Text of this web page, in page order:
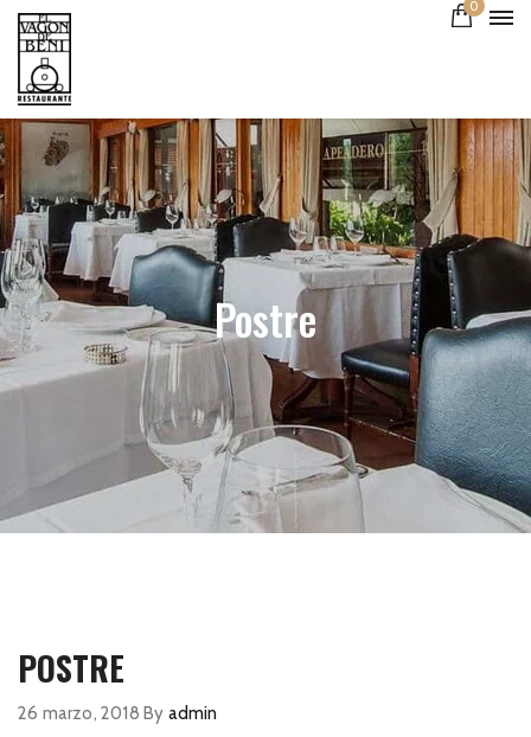
0
Postre
POSTRE
26 marzo, 2018 By admin